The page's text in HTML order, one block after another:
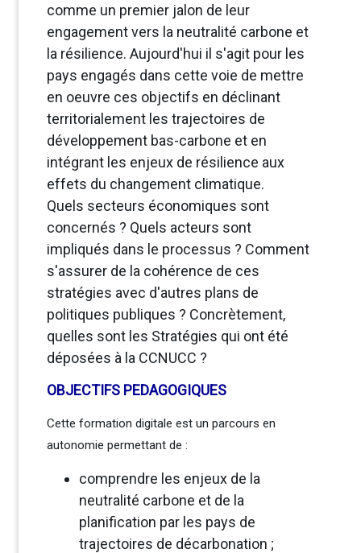
comme un premier jalon de leur
engagement vers la neutralité carbone et
la résilience. Aujourd'hui il s'agit pour les
pays engagés dans cette voie de mettre
en oeuvre ces objectifs en déclinant
territorialement les trajectoires de
développement bas-carbone et en
intégrant les enjeux de résilience aux
effets du changement climatique.
Quels secteurs économiques sont
concernés ? Quels acteurs sont
impliqués dans le processus ? Comment
s'assurer de la cohérence de ces
stratégies avec d'autres plans de
politiques publiques ? Concrètement,
quelles sont les Stratégies qui ont été
déposées à la CCNUCC ?
OBJECTIFS PEDAGOGIQUES
Cette formation digitale est un parcours en
autonomie permettant de :
comprendre les enjeux de la
neutralité carbone et de la
planification par les pays de
trajectoires de décarbonation ;